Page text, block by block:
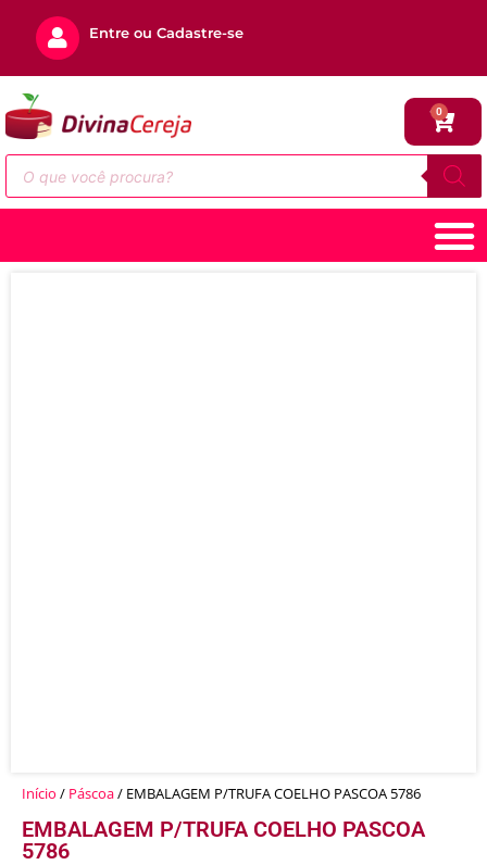
Entre ou Cadastre-se
0
Início / Páscoa/ EMBALAGEM P/TRUFA COELHO PASCOA 5786
EMBALAGEM P/TRUFA COELHO PASCOA
5786